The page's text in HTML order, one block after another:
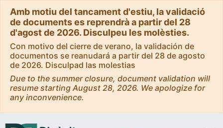
Amb motiu del tancament d'estiu, la validació
de documents es reprendrà a partir del 28
d'agost de 2026. Disculpeu les molèsties.
Con motivo del cierre de verano, la validación de
documentos se reanudará a partir del 28 de agosto
de 2026. Disculpad las molestias
Due to the summer closure, document validation will
resume starting August 28, 2026. We apologize for
any inconvenience.